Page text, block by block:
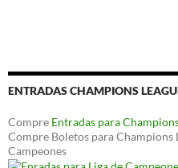
ENTRADAS CHAMPIONS
Compre Entradas para
Compre Boletos para Champions
Campeones